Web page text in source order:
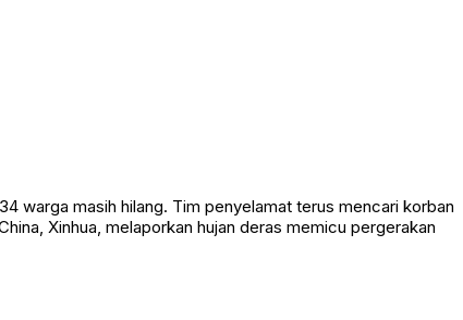
warga masih hilang. Tim penyelamat terus mencari korban
Xinhua, melaporkan hujan deras memicu pergerakan